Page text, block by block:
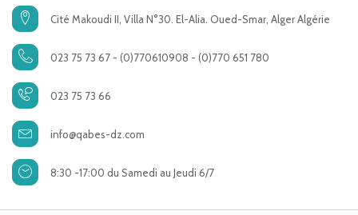
Cité Makoudi II, Villa N°30. El-Alia. Oued-Smar, Alger Algérie
023 75 73 67 - (0)770610908 - (0)770 651 780
023 75 73 66
info@qabes-dz.com
8:30 -17:00 du Samedi au Jeudi 6/7